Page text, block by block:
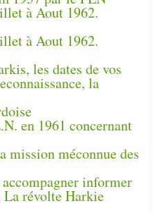
à Aout 1962.
à Aout 1962.
les dates de vos
la
en 1961 concernant
mission méconnue des
informer
La révolte Harkie